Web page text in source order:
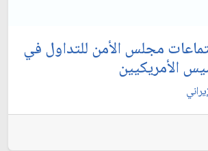
مجلس الأمن للتداول في
الأمريكيين‏